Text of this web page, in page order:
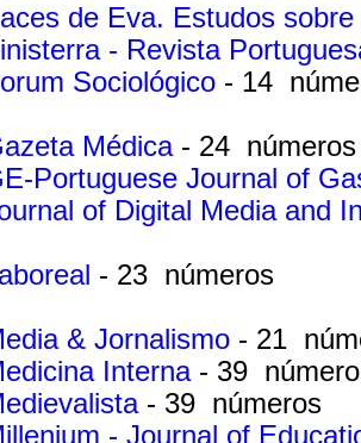
de Eva. Estudos
- Revista
Sociológico - 14
Médica - 24 números
Portuguese Journal of
of Digital Media and
- 23 números
& Jornalismo - 21
Interna - 39
- 39 números
- Journal of